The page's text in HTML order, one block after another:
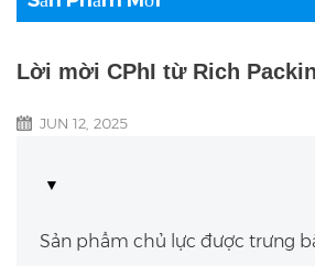
Lời mời CPhI từ Rich
JUN 12, 2025
Sản phẩm chủ lực được trưng